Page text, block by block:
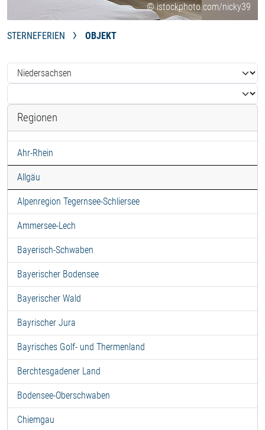
© istockphoto.com/nicky39
STERNEFERIEN OBJEKT
Regionen
Ahr-Rhein
Allgäu
Alpenregion Tegernsee-Schliersee
Ammersee-Lech
Bayerisch-Schwaben
Bayerischer Bodensee
Bayerischer Wald
Bayrischer Jura
Bayrisches Golf- und Thermenland
Berchtesgadener Land
Bodensee-Oberschwaben
Chiemgau